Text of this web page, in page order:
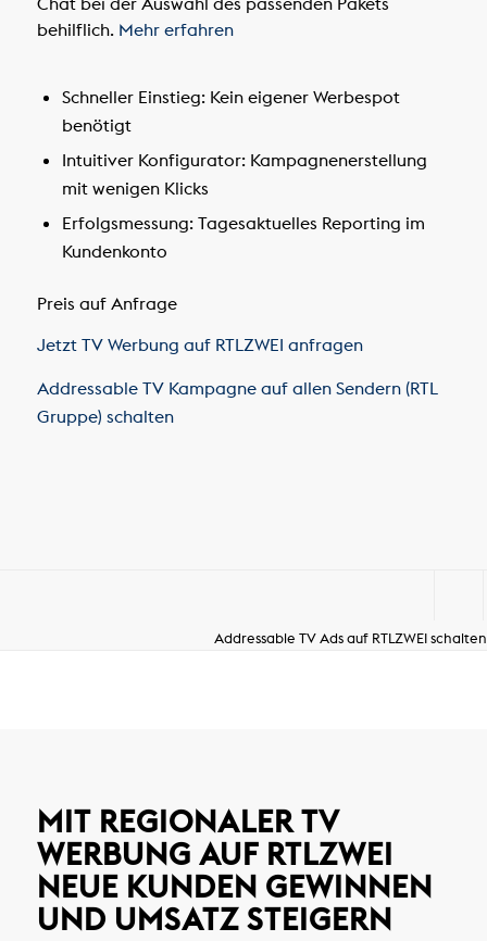
behilflich. Mehr erfahren
Schneller Einstieg:Kein eigener Werbespot
benötigt
Intuitiver Konfigurator:Kampagnenerstellung
mit wenigen Klicks
Erfolgsmessung:Tagesaktuelles Reporting im
Kundenkonto
Preis auf Anfrage
Jetzt TV Werbung auf RTLZWEI anfragen
Addressable TV Kampagne auf allen Sendern (RTL
Gruppe) schalten
Addressable TV Ads auf RTLZWEI schalten
MIT REGIONALERTV
WERBUNG AUF RTLZWEI
NEUE KUNDEN GEWINNEN
UND UMSATZ STEIGERN